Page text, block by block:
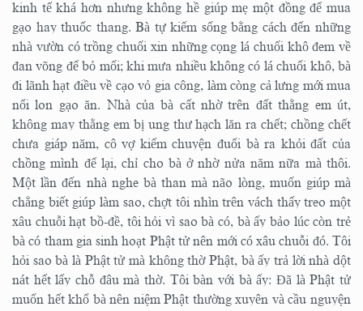
kinh tế khá hơn nhưng không hề giúp mẹ một đồng để mua
gạo hay thuốc thang. Bà tự kiếm sống bằng cách đến những
nhà vườn có trồng chuối xin những cọng lá chuối khô đem về
đan võng để bỏ mối; khi mưa nhiều không có lá chuối khô, bà
đi lãnh hạt điều về cạo vỏ gia công, làm còng cả lưng mới mua
nổi lon gạo ăn. Nhà của bà cất nhờ trên đất thằng em út,
không may thằng em bị ung thư hạch lăn ra chết; chồng chết
chưa giáp năm, cô vợ kiếm chuyện đuổi bà ra khỏi đất của
chồng mình để lại, chỉ cho bà ở nhờ nửa năm nữa mà thôi.
Một lần đến nhà nghe bà than mà não lòng, muốn giúp mà
chẳng biết giúp làm sao, chợt tôi nhìn trên vách thấy treo một
xâu chuỗi hạt bồ-đề, tôi hỏi vì sao bà có, bà ấy bảo lúc còn trẻ
bà có tham gia sinh hoạt Phật tử nên mới có xâu chuỗi đó. Tôi
hỏi sao bà là Phật tử mà không thờ Phật, bà ấy trả lời nhà dột
nát hết lấy chỗ đâu mà thờ. Tôi bàn với bà ấy: Đã là Phật tử
muốn hết khổ bà nên niệm Phật thường xuyên và cầu nguyện